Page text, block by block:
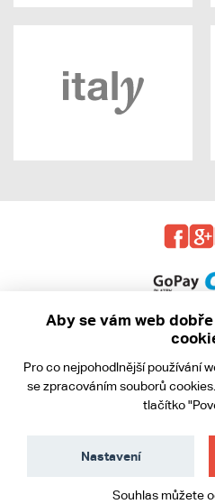
Obchodní
Ochrana
Aby se vám web
Pro co nejpohodlnější používání
se zpracováním souborů
tlačítko
Nastavení
Souhlas můžete